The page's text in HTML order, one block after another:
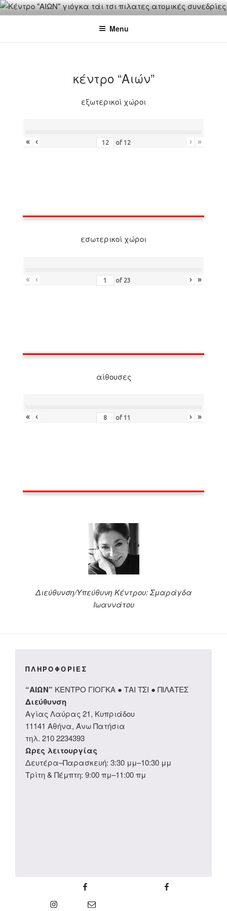
Skip
to
"ΑΙΩΝ"
ΚΕΝΤΡΟ ΓΙΟΓΚΑ-ΠΙΛΑΤΕΣ-ΤΑΙ ΤΣΙ
Menu
κέντρο “Αιών”
εξωτερικοί χώροι
« ‹ of 12 › »
εσωτερικοί χώροι
« ‹ of 23 › »
αίθουσες
« ‹ of 11 › »
Διεύθυνση/Υπεύθυνη Κέντρου: Σμαράγδα
Ιωαννάτου
ΠΛΗΡΟΦΟΡΙΕΣ
“ΑΙΩΝ” ΚΕΝΤΡΟ ΓΙΟΓΚΑ ● ΤΑΙ ΤΣΙ ● ΠΙΛΑΤΕΣ
Διεύθυνση
Αγίας Λαύρας 21, Κυπριάδου
11141 Αθήνα, Άνω Πατήσια
τηλ. 210 2234393
Ωρες λειτουργίας
Δευτέρα–Παρασκευή: 3:30 μμ–10:30 μμ
Τρίτη & Πέμπτη: 9:00 πμ–11:00 πμ
Email